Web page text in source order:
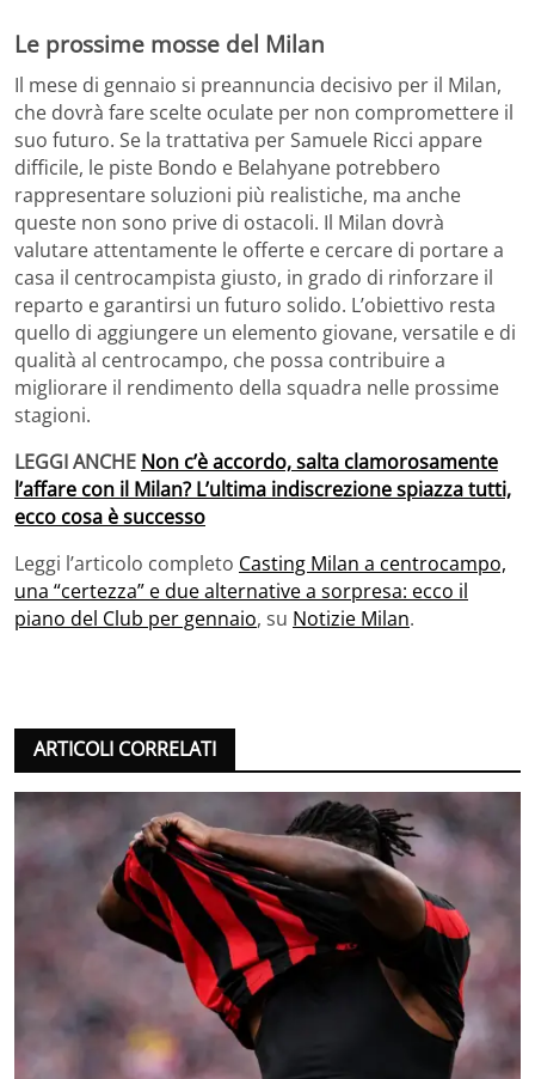
Le prossime mosse del Milan
Il mese di gennaio si preannuncia decisivo per il Milan,
che dovrà fare scelte oculate per non compromettere il
suo futuro. Se la trattativa per Samuele Ricci appare
difficile, le piste Bondo e Belahyane potrebbero
rappresentare soluzioni più realistiche, ma anche
queste non sono prive di ostacoli. Il Milan dovrà
valutare attentamente le offerte e cercare di portare a
casa il centrocampista giusto, in grado di rinforzare il
reparto e garantirsi un futuro solido. L’obiettivo resta
quello di aggiungere un elemento giovane, versatile e di
qualità al centrocampo, che possa contribuire a
migliorare il rendimento della squadra nelle prossime
stagioni.
LEGGI ANCHE Non c’è accordo, salta clamorosamente
l’affare con il Milan? L’ultima indiscrezione spiazza tutti,
ecco cosa è successo
Leggi l’articolo completo Casting Milan a centrocampo,
una “certezza” e due alternative a sorpresa: ecco il
piano del Club per gennaio, su Notizie Milan.
ARTICOLI CORRELATI